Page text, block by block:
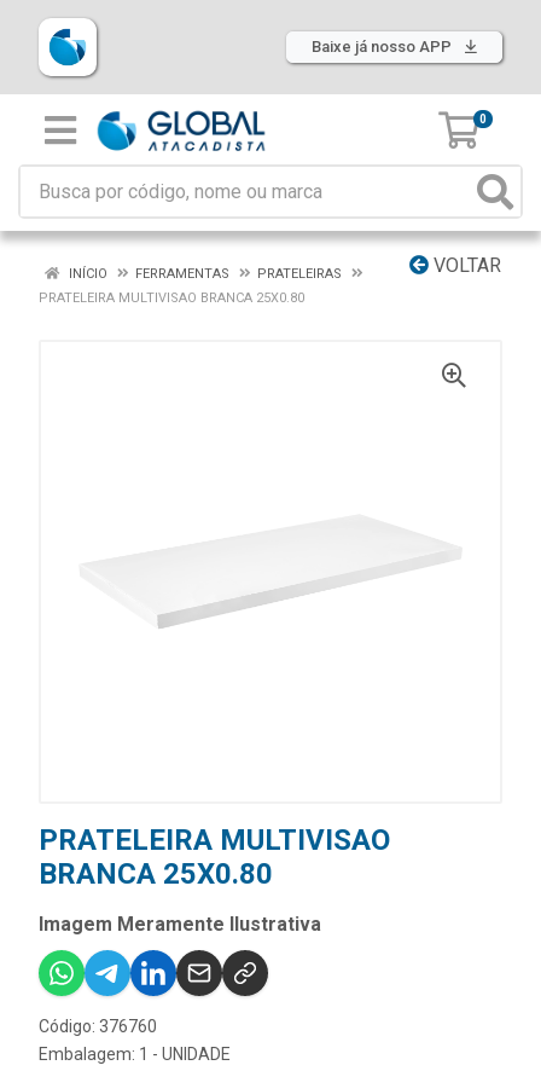
Baixe já nosso APP
0
VOLTAR
INÍCIO FERRAMENTAS
PRATELEIRAS
PRATELEIRA MULTIVISAO BRANCA 25X0.80
PRATELEIRA MULTIVISAO
BRANCA 25X0.80
Imagem Meramente Ilustrativa
Código: 376760
Embalagem: 1 - UNIDADE